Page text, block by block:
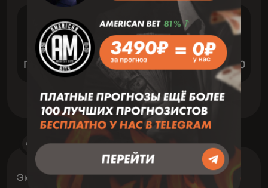
Португуеса Сантиста U-20
VS
Сертаозинхо U-20
Футбол 6 Август 23:30
Эквадор: Примера B